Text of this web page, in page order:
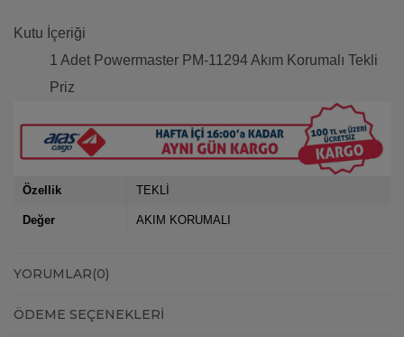
Kutu İçeriği
1 Adet Powermaster PM-11294 Akım Korumalı Tekli
Priz
Özellik TEKLİ
Değer AKIM KORUMALI
YORUMLAR(0)
ÖDEME SEÇENEKLERI